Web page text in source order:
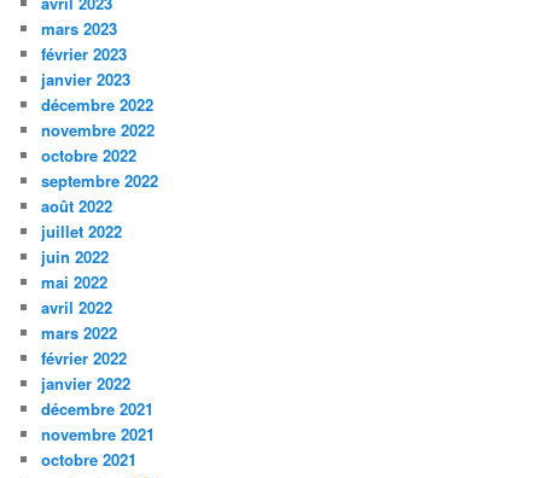
mars 2023
février 2023
janvier 2023
décembre 2022
novembre 2022
octobre 2022
septembre 2022
août 2022
juillet 2022
juin 2022
mai 2022
avril 2022
mars 2022
février 2022
janvier 2022
décembre 2021
novembre 2021
octobre 2021